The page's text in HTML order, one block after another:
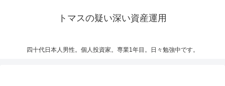
トマスの疑い深い資産運用
四十代日本人男性。個人投資家。専業1年目。日々勉強中です。